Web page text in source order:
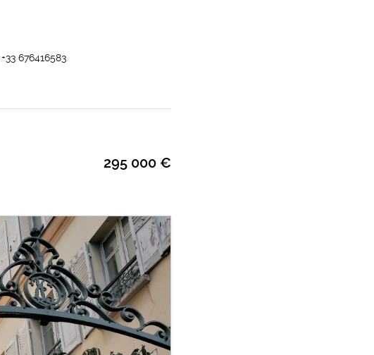
+33 676416583
295 000 €